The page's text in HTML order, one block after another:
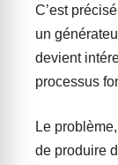
C’est
un
devient
processus
Le
de produire